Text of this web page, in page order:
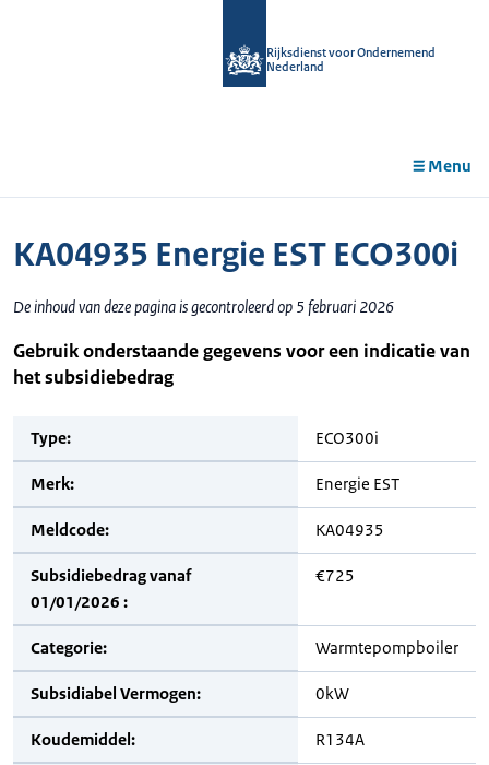
Rijksdienst voor Ondernemend
Nederland
Menu
KA04935 Energie EST ECO300i
De inhoud van deze pagina is gecontroleerd op 5 februari 2026
Gebruik onderstaande gegevens voor een indicatie van
het subsidiebedrag
Type: ECO300i
Merk: Energie EST
Meldcode: KA04935
Subsidiebedrag vanaf
01/01/2026 :
€725
Categorie: Warmtepompboiler
Subsidiabel Vermogen: 0kW
Koudemiddel: R134A